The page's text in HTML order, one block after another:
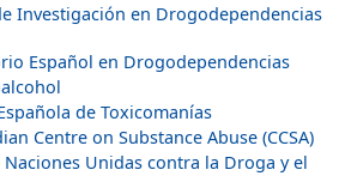
Investigación en Drogodependencias
Español en Drogodependencias
de Toxicomanías
Centre on Substance Abuse (CCSA)
Naciones Unidas contra la Droga y el